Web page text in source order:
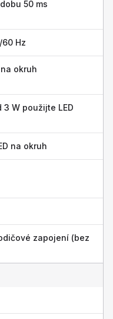
50 ms
60 Hz
okruh
3 W použijte LED
na okruh
zapojení (bez